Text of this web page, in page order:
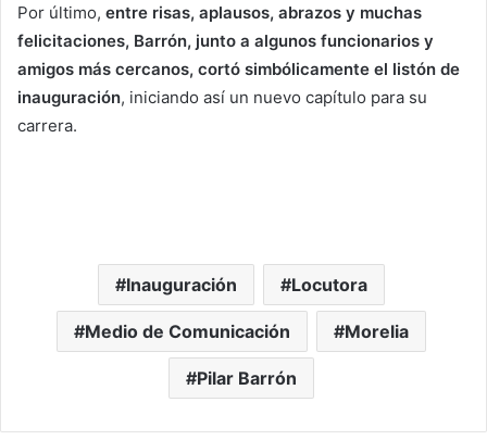
Por último, entre risas, aplausos, abrazos y muchas
felicitaciones, Barrón, junto a algunos funcionarios y
amigos más cercanos, cortó simbólicamente el listón de
inauguración, iniciando así un nuevo capítulo para su
carrera.
Inauguración Locutora
Medio de Comunicación Morelia
Pilar Barrón